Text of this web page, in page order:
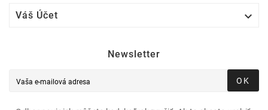
Váš Účet 
Newsletter
OK